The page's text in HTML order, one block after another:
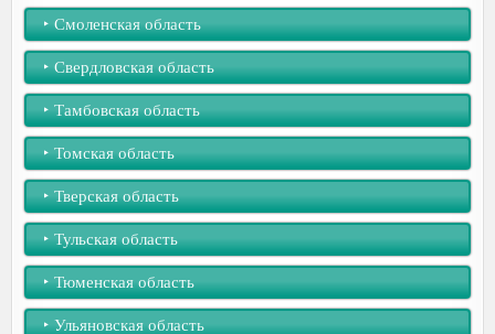
‣︎ Смоленская область
‣︎ Свердловская область
‣︎ Тамбовская область
‣︎ Томская область
‣︎ Тверская область
‣︎ Тульская область
‣︎ Тюменская область
‣︎ Ульяновская область